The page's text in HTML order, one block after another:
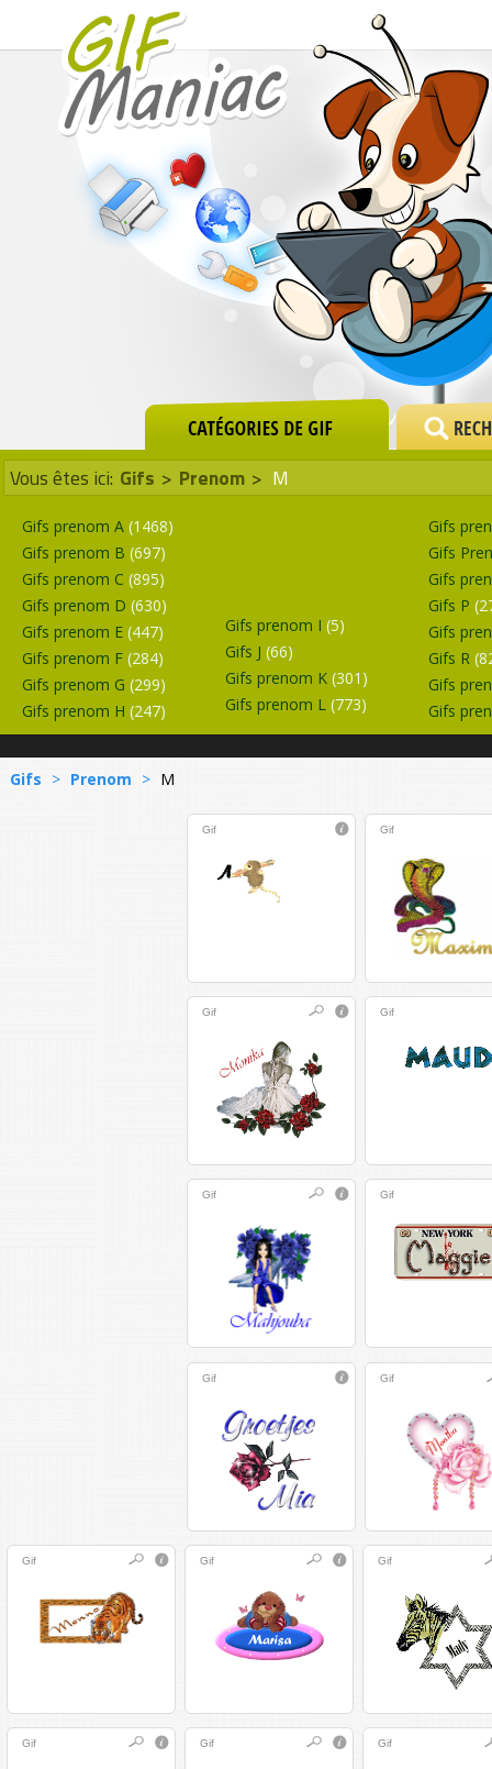
Vous êtes ici: Gifs > Prenom > M
Gifs prenom A (1468)
Gifs prenom B (697)
Gifs prenom C (895)
Gifs prenom D (630)
Gifs prenom E (447)
Gifs prenom F (284)
Gifs prenom G (299)
Gifs prenom H (247)
Gifs prenom I (5)
Gifs J (66)
Gifs prenom K (301)
Gifs prenom L (773)
Gifs
Gifs
Gifs
Gifs P
Gifs
Gifs R
Gifs
Gifs
Gifs > Prenom > M
Gif Gif
Gif Gif
Gif Gif
Gif Gif
Gif Gif Gif
Gif Gif Gif